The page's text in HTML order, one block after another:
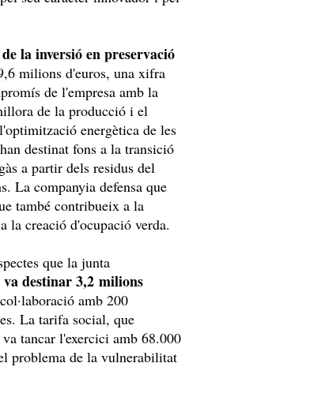
la inversió en preservació
milions d'euros, una xifra
de l'empresa amb la
de la producció i el
energètica de les
destinat fons a la transició
a partir dels residus del
La companyia defensa que
també contribueix a la
la creació d'ocupació verda.
que la junta
destinar 3,2 milions
amb 200
La tarifa social, que
tancar l'exercici amb 68.000
problema de la vulnerabilitat